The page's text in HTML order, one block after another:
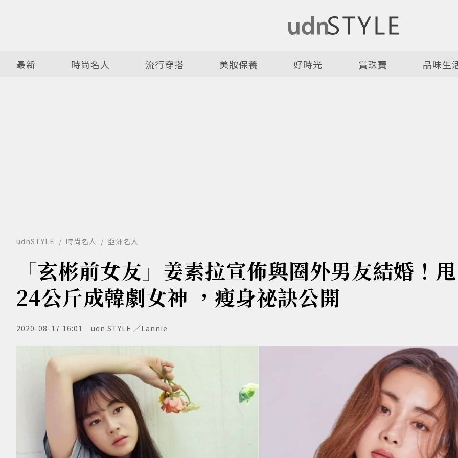
最新 時尚名人 流行穿搭 美妝保養 好時光 賞珠寶 品味生
udnSTYLE 時尚名人 亞洲名人
「玄彬前女友」姜素拉宣佈與圈外男友結婚！
24公斤成韓劇女神 ，瘦身祕訣公開
2020-08-17 16:01 udn STYLE ／Lannie